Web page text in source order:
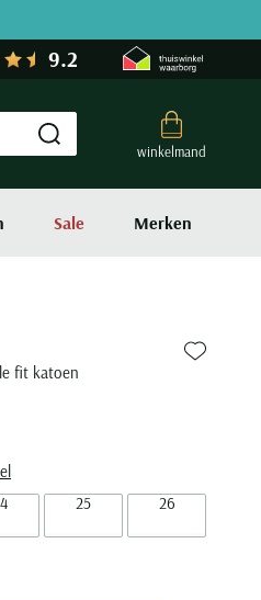
9.2
winkelmand
Submit search
Sale Merken
fit katoen
Zet bij
25 26